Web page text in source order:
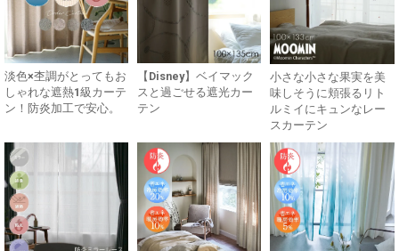
淡色×杢調がとってもお
しゃれな遮熱1級カーテ
ン！防炎加工で安心。
【Disney】ベイマック
スと過ごせる遮光カー
テン
小さな小さな果実を美
味しそうに頬張るリト
ルミイにキュンなレー
スカーテン